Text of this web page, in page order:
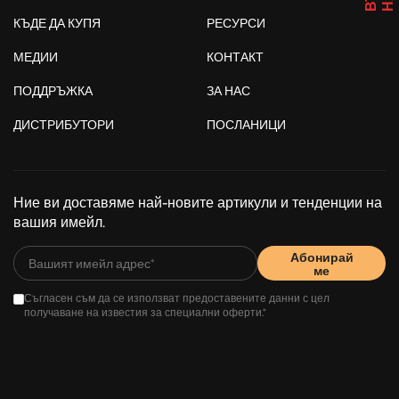
КЪДЕ ДА КУПЯ
РЕСУРСИ
МЕДИИ
КОНТАКТ
ПОДДРЪЖКА
ЗА НАС
ДИСТРИБУТОРИ
ПОСЛАНИЦИ
Ние ви доставяме най-новите артикули и тенденции на
вашия имейл.
Абонирай
ме
Съгласен съм да се използват предоставените данни с цел
получаване на известия за специални оферти.*